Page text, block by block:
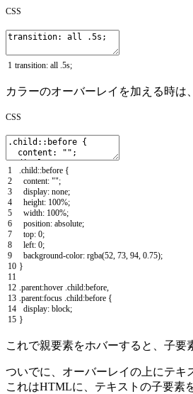
CSS
1 transition: all 5s;
カラーのオーバーレイを加える時は
CSS
1
2
3
4
5
6
7
8
9
10
11
12
13
14
15
.child::before {
content: "";
display: none;
height: 100%;
width: 100%;
position: absolute;
top: 0;
left: 0;
background-color: rgba(52, 73, 94, 0.75);
}
.parent:hover .child:before,
.parent:focus .child:before {
display: block;
}
これで親要素をホバーすると、子要
ついでに、オーバーレイの上にテキ
これはHTMLに、テキストの子要素